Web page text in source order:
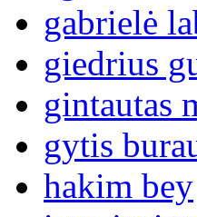
gabrielė
giedrius
gintautas
gytis
hakim bey